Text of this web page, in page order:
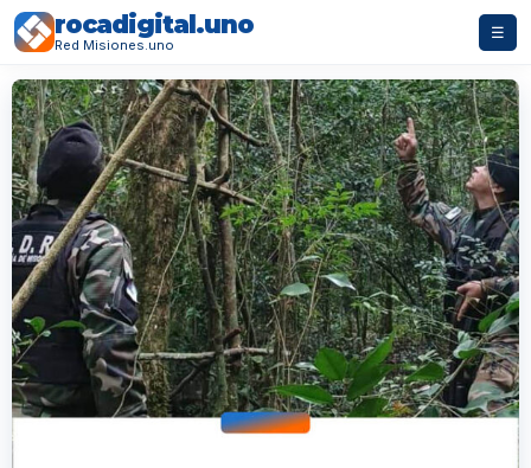
rocadigital.uno
Red Misiones.uno
☰